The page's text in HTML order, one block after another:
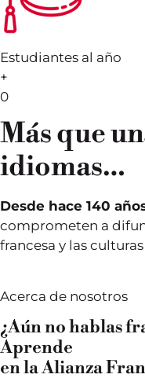
Estudiantes al año
+
0
Más que
idiomas…
Desde hace 140
comprometen a
francesa y las
Acerca de nosotros
¿Aún no hablas
Aprende
en la Alianza